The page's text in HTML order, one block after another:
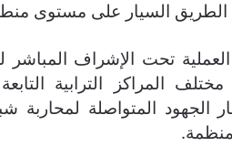
السيار على مستوى
تحت الإشراف المباشر
مختلف المراكز الترابية
الجهود المتواصلة لمحاربة